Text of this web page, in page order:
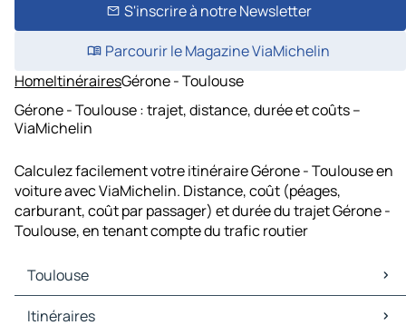
S'inscrire à notre Newsletter
Parcourir le Magazine ViaMichelin
HomeItinérairesGérone - Toulouse
Gérone - Toulouse : trajet, distance, durée et coûts –
ViaMichelin
Calculez facilement votre itinéraire Gérone - Toulouse en
voiture avec ViaMichelin. Distance, coût (péages,
carburant, coût par passager) et durée du trajet Gérone -
Toulouse, en tenant compte du trafic routier
Toulouse
Toulouse Cartes et plans
Itinéraires